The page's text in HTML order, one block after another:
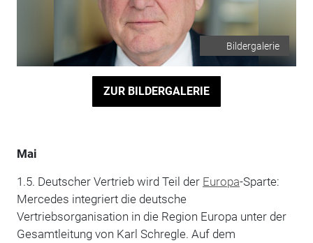
Bildergalerie
ZUR BILDERGALERIE
Mai
1.5. Deutscher Vertrieb wird Teil der Europa-Sparte:
Mercedes integriert die deutsche
Vertriebsorganisation in die Region Europa unter der
Gesamtleitung von Karl Schregle. Auf dem